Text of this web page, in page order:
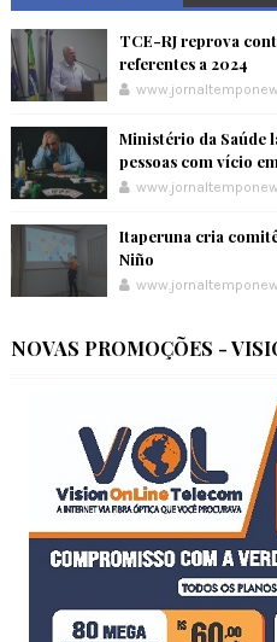
TCE-RJ reprova
referentes a 2024
Ministério da Saúde
pessoas com vício
Itaperuna cria
Niño
NOVAS PROMOÇÕES -